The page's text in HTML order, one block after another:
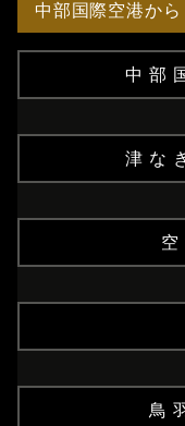
中部国際空港から
中部
津な
鳥